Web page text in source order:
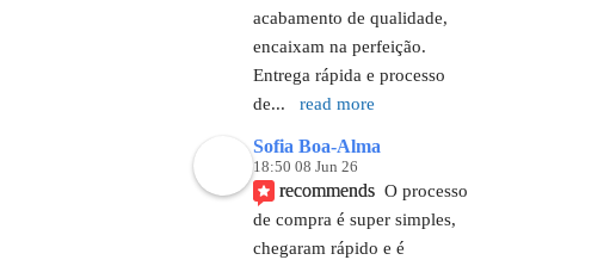
acabamento de qualidade,
encaixam na perfeição.
Entrega rápida e processo
de... read more
Sofia Boa-Alma
18:50 08 Jun 26
recommends O processo
de compra é super simples,
chegaram rápido e é